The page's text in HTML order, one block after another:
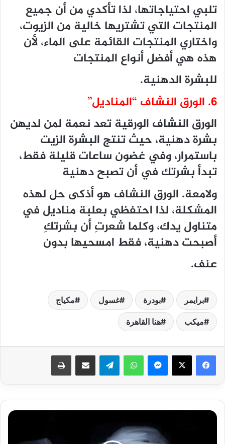
تلبي احتياجاتها، لذا تأكدي من أن جميع
المنتجات التي تشتريها خالية من الزيوت،
واختاري المنتجات القائمة على الماء، لأن
هذه هي أفضل أنواع المنتجات
للبشرة الدهنية.
6. الورق النشاف “المناديل”
الورق النشاف الورقية تعد نعمة لمن لديهن
بشرة دهنية، حيث تنتج البشرة الزيت
باستمرار، وفي غضون ساعات قليلة فقط،
تبدأ بشرتك في أن تصبح دهنية
ولامعة. الورق النشاف هو أذكى حل لهذه
المشكلة، لذا احتفظي بعلبة مناديل في
متناول يدك، وكلما شعرتِ أن بشرتكِ
أصبحت دهنية، فقط امسحيها بدون
عنف.
برايمر بودرة غسول مكياج
ميكب هنا القاهرة
فيسبوك ‫X ماسنجر واتساب تيلقرام مشاركة عبر البريد طباعة
طعنها